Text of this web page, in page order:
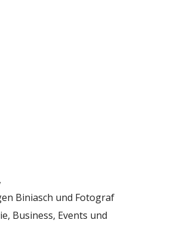
Biniasch und Fotograf
Business, Events und